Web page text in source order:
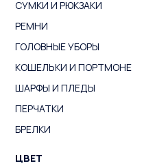
СУМКИ И РЮКЗАКИ
РЕМНИ
ГОЛОВНЫЕ УБОРЫ
КОШЕЛЬКИ И ПОРТМОНЕ
ШАРФЫ И ПЛЕДЫ
ПЕРЧАТКИ
БРЕЛКИ
ЦВЕТ